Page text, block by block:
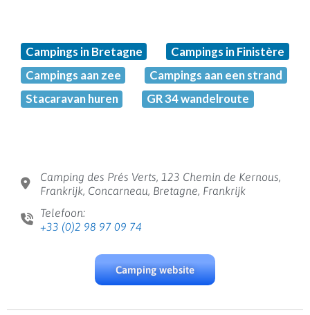
Campings in Bretagne
Campings in Finistère
Campings aan zee
Campings aan een strand
Stacaravan huren
GR 34 wandelroute
Camping des Prés Verts, 123 Chemin de Kernous,
Frankrijk, Concarneau, Bretagne, Frankrijk
Telefoon:
+33 (0)2 98 97 09 74
Camping website